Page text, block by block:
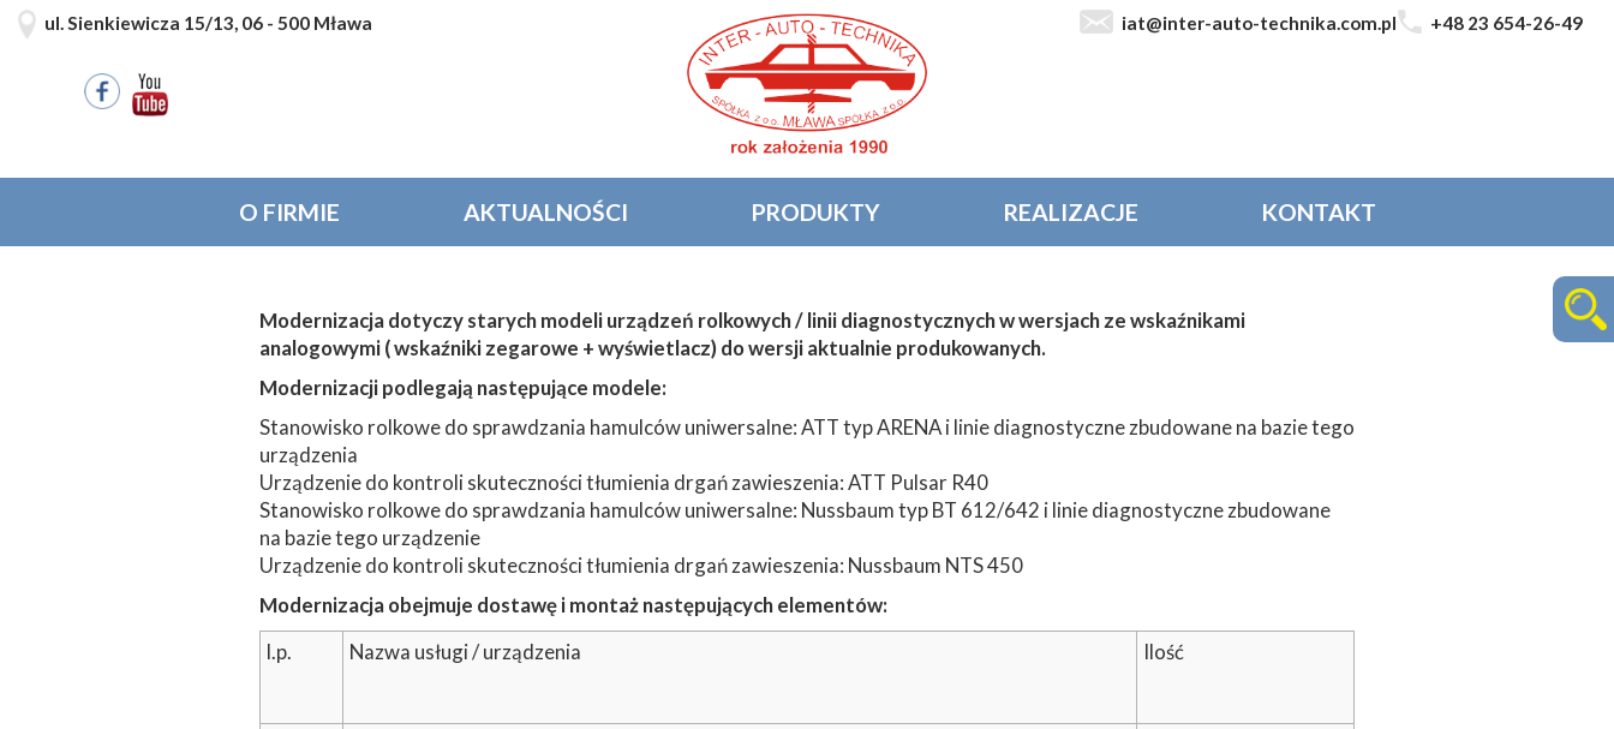
ul. Sienkiewicza 15/13, 06 - 500 Mława +48 23 654-26-49
iat@inter-auto-technika.com.pl
O FIRMIE AKTUALNOŚCI PRODUKTY REALIZACJE KONTAKT
Modernizacja dotyczy starych modeli urządzeń rolkowych / linii diagnostycznych w wersjach ze wskaźnikami
analogowymi ( wskaźniki zegarowe + wyświetlacz) do wersji aktualnie produkowanych.
Modernizacji podlegają następujące modele:
Stanowisko rolkowe do sprawdzania hamulców uniwersalne: ATT typ ARENA i linie diagnostyczne zbudowane na bazie tego
urządzenia
Urządzenie do kontroli skuteczności tłumienia drgań zawieszenia: ATT Pulsar R40
Stanowisko rolkowe do sprawdzania hamulców uniwersalne: Nussbaum typ BT 612/642 i linie diagnostyczne zbudowane
na bazie tego urządzenie
Urządzenie do kontroli skuteczności tłumienia drgań zawieszenia: Nussbaum NTS 450
Modernizacja obejmuje dostawę i montaż następujących elementów:
l.p.
Nazwa usługi / urządzenia Ilość